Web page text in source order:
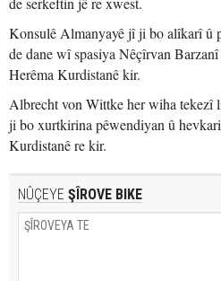
Konsulê Almanyayê jî ji bo alîkarî û
de dane wî spasiya Nêçîrvan
Herêma Kurdistanê kir.
Albrecht von Wittke her wiha tekezî
ji bo xurtkirina pêwendiyan û
Kurdistanê re kir.
NÛÇEYE ŞÎROVE BIKE